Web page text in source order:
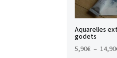
Aquarelles
godets
5,90€ – 14,90